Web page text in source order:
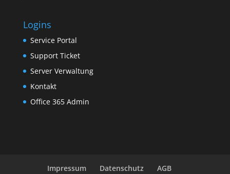
Logins
Service Portal
Support Ticket
Server Verwaltung
Kontakt
Office 365 Admin
Impressum Datenschutz AGB